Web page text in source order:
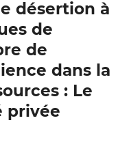
désertion à
de
de
dans la
: Le
privée